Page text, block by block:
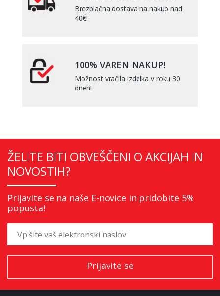
Brezplačna dostava na nakup nad
40€!
100% VAREN NAKUP!
Možnost vračila izdelka v roku 30
dneh!
ŽELITE BITI OBVEŠČENI O AKCIJAH IN
NOVOSTIH?
Prijavite se na naše E-novice in pridobite 5%
popusta!